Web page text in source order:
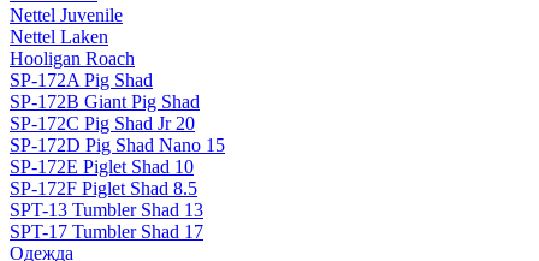
Nettel Juvenile
Nettel Laken
Hooligan Roach
SP-172A Pig Shad
SP-172B Giant Pig Shad
SP-172C Pig Shad Jr 20
SP-172D Pig Shad Nano 15
SP-172E Piglet Shad 10
SP-172F Piglet Shad 8.5
SPT-13 Tumbler Shad 13
SPT-17 Tumbler Shad 17
Одежда